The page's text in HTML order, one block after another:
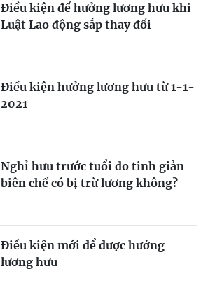
Điều kiện để hưởng lương hưu khi
Luật Lao động sắp thay đổi
Điều kiện hưởng lương hưu từ 1-1-
2021
Nghỉ hưu trước tuổi do tinh giản
biên chế có bị trừ lương không?
Điều kiện mới để được hưởng
lương hưu